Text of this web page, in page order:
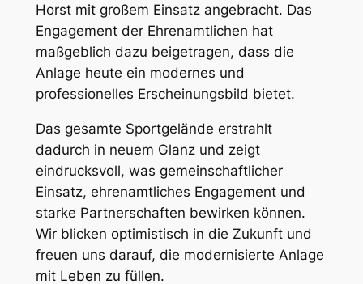
Horst mit großem Einsatz angebracht. Das
Engagement der Ehrenamtlichen hat
maßgeblich dazu beigetragen, dass die
Anlage heute ein modernes und
professionelles Erscheinungsbild bietet.
Das gesamte Sportgelände erstrahlt
dadurch in neuem Glanz und zeigt
eindrucksvoll, was gemeinschaftlicher
Einsatz, ehrenamtliches Engagement und
starke Partnerschaften bewirken können.
Wir blicken optimistisch in die Zukunft und
freuen uns darauf, die modernisierte Anlage
mit Leben zu füllen.